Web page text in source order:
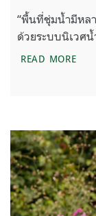
“พื้นที่ชุ่มน้ำมีหล
ด้วยระบบนิเวศ
READ MORE“เวี